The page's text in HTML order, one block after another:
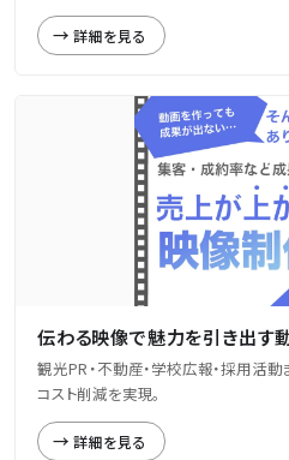
詳細を見る
伝わる映像で魅力を引き出す
観光PR・不動産・学校広報・採用活
コスト削減を実現。
詳細を見る